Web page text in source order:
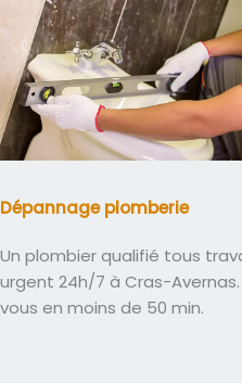
Dépannage plomberie
Un plombier qualifié tous
urgent 24h/7 à Cras-
vous en moins de 50 min.